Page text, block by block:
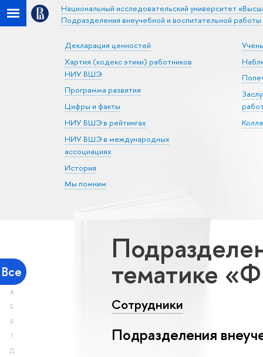
Национальный исследовательский университет
Подразделения внеучебной и воспитательной работы
Декларация ценностей
Хартия (кодекс этики) работников
НИУ ВШЭ
Программа развития
Цифры и факты
НИУ ВШЭ в рейтингах
НИУ ВШЭ в международных
ассоциациях
История
Мы помним
Все
А
Б
В
Г
Д
тематике
Сотрудники
Подразделения